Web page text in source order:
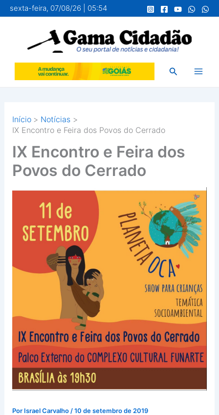
para
conteúdo
sexta-feira, 07/08/26 | 05:54
Pesquisar
Início
Notícias
IX Encontro e Feira dos Povos do Cerrado
IX Encontro e Feira dos
Povos do Cerrado
Por Israel Carvalho /10 de setembro de 2019